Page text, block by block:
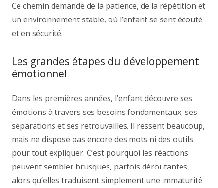
Ce chemin demande de la patience, de la répétition et
un environnement stable, où l’enfant se sent écouté
et en sécurité.
Les grandes étapes du développement
émotionnel
Dans les premières années, l’enfant découvre ses
émotions à travers ses besoins fondamentaux, ses
séparations et ses retrouvailles. Il ressent beaucoup,
mais ne dispose pas encore des mots ni des outils
pour tout expliquer. C’est pourquoi les réactions
peuvent sembler brusques, parfois déroutantes,
alors qu’elles traduisent simplement une immaturité